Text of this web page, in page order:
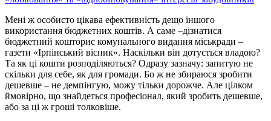
Мені ж особисто цікава ефективність дещо іншого
використання бюджетних коштів. А саме –дізнатися
бюджетний кошторис комунального видання міськради –
газети «Ірпінський вісник». Наскільки він дотується владою?
Та як ці кошти розподіляються? Одразу зазначу: запитую не
скільки для себе, як для громади. Бо ж не збираюся зробити
дешевше – не демпінгую, можу тільки дорожче. Але цілком
ймовірно, що знайдеться професіонал, який зробить дешевше,
або за ці ж гроші толковіше.